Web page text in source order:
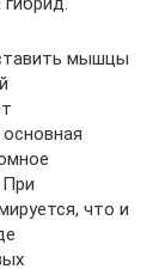
мышцы
При
что и